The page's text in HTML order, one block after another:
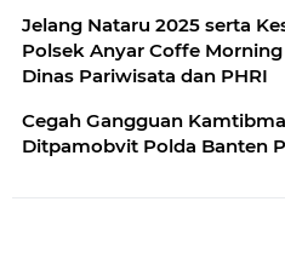
Jelang Nataru 2025 serta
Polsek Anyar Coffe
Dinas Pariwisata dan PHRI
Cegah Gangguan
Ditpamobvit Polda Banten